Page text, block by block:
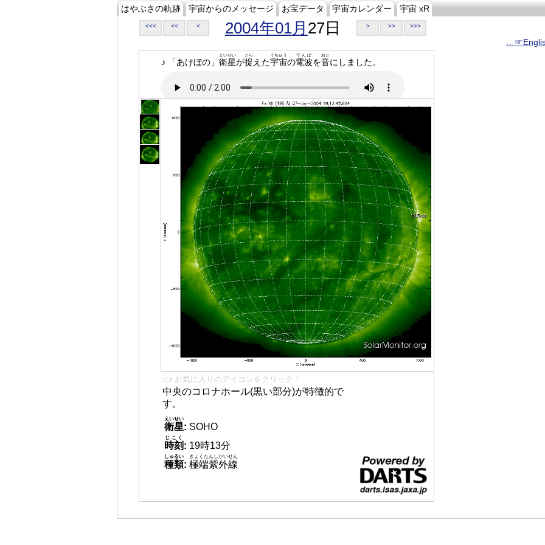
はやぶさの軌跡 宇宙からのメッセージ お宝データ 宇宙カレンダー 宇宙 xR
<<< << < 2004年01月 27日 > >> >>>
♪ 「あけぼの」 衛星
えいせい
が捉
とら
えた宇宙
うちゅう
の電波
でんぱ
を音
おと
にしました。
👈 お気に入りのアイコンをクリック！
中央のコロナホール(黒い部分)が特徴的で
す。
衛星
えいせい
: SOHO
時刻
じこく
: 19時13分
種類
しゅるい
: 極端紫外線
きょくたんしがいせん